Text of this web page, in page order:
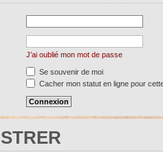
J’ai oublié mon mot de passe
Se souvenir de moi
Cacher mon statut en ligne pour